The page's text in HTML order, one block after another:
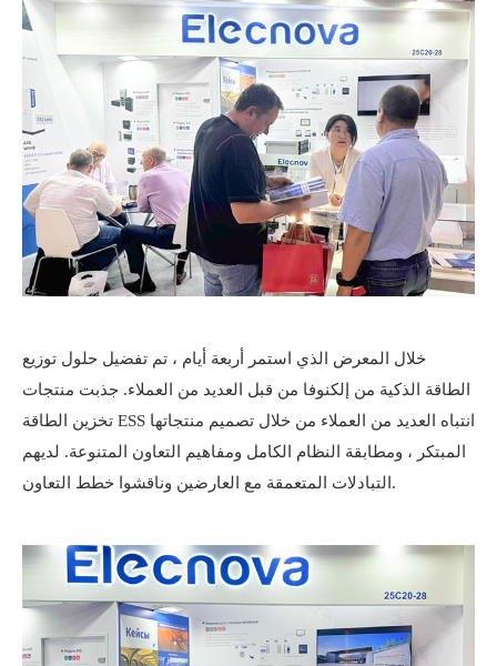
خلال المعرض الذي استمر أربعة أيام ، تم تفضيل حلول توزيع
الطاقة الذكية من إلكنوفا من قبل العديد من العملاء. جذبت منتجات
تخزين الطاقة ESS انتباه العديد من العملاء من خلال تصميم منتجاتها
المبتكر ، ومطابقة النظام الكامل ومفاهيم التعاون المتنوعة. لديهم
التبادلات المتعمقة مع العارضين وناقشوا خطط التعاون.